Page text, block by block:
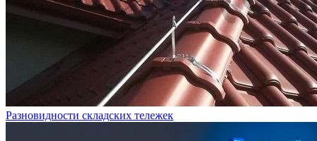
Разновидности складских тележек